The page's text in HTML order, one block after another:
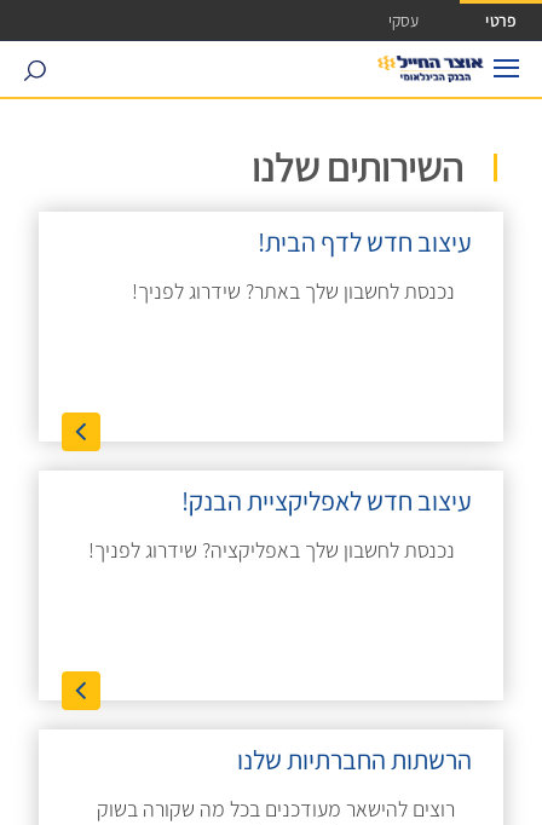
גישה ישירה לכפתור כניסה לחשבונך
פרטי עסקי
search
השירותים שלנו
עיצוב חדש לדף הבית!
נכנסת לחשבון שלך באתר? שידרוג לפניך!
עיצוב חדש לאפליקציית הבנק!
נכנסת לחשבון שלך באפליקציה? שידרוג לפניך!
הרשתות החברתיות שלנו
רוצים להישאר מעודכנים בכל מה שקורה בשוק